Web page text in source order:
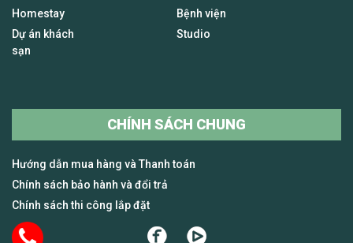
Homestay
Dự án khách
sạn
Bệnh viện
Studio
CHÍNH SÁCH CHUNG
Hướng dẫn mua hàng và Thanh toán
Chính sách bảo hành và đổi trả
Chính sách thi công lắp đặt